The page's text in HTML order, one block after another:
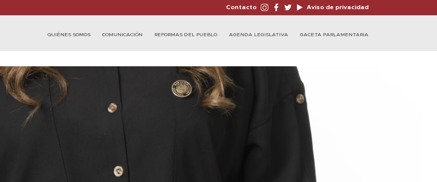
Contacto Aviso de privacidad
QUIÉNES SOMOS COMUNICACIÓN REFORMAS DEL PUEBLO AGENDA LEGISLATIVA GACETA PARLAMENTARIA